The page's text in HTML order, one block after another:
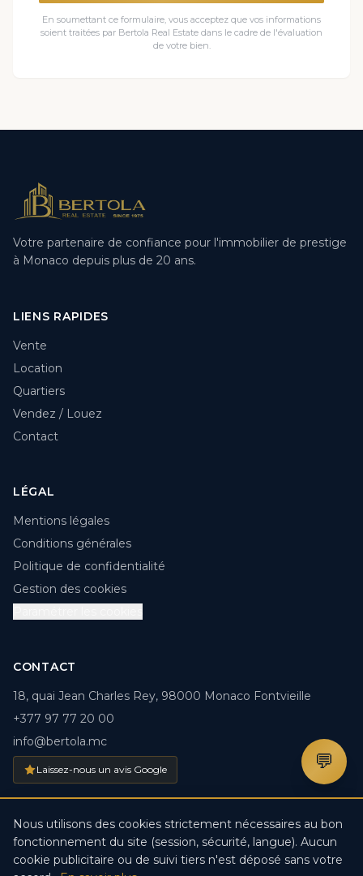
En soumettant ce formulaire, vous acceptez que vos informations
soient traitées par Bertola Real Estate dans le cadre de l'évaluation
de votre bien.
Votre partenaire de confiance pour l'immobilier de prestige
à Monaco depuis plus de 20 ans.
LIENS RAPIDES
Vente
Location
Quartiers
Vendez / Louez
Contact
LÉGAL
Mentions légales
Conditions générales
Politique de confidentialité
Gestion des cookies
CONTACT
18, quai Jean Charles Rey, 98000 Monaco Fontvieille
+377 97 77 20 00
info@bertola.mc
Laissez-nous un avis Google
© 2026 BERTOLA.MC. Tous droits réservés. · Créé parDDV
Nous utilisons des cookies strictement nécessaires au bon
fonctionnement du site (session, sécurité, langue). Aucun
cookie publicitaire ou de suivi tiers n'est déposé sans votre
💬